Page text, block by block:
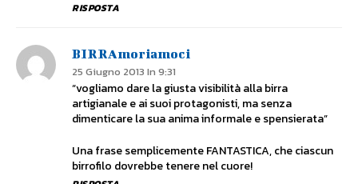
RISPOSTA
BIRRAmoriamoci
25 Giugno 2013 In 9:31
“vogliamo dare la giusta visibilità alla birra
artigianale e ai suoi protagonisti, ma senza
dimenticare la sua anima informale e spensierata”
Una frase semplicemente FANTASTICA, che ciascun
birrofilo dovrebbe tenere nel cuore!